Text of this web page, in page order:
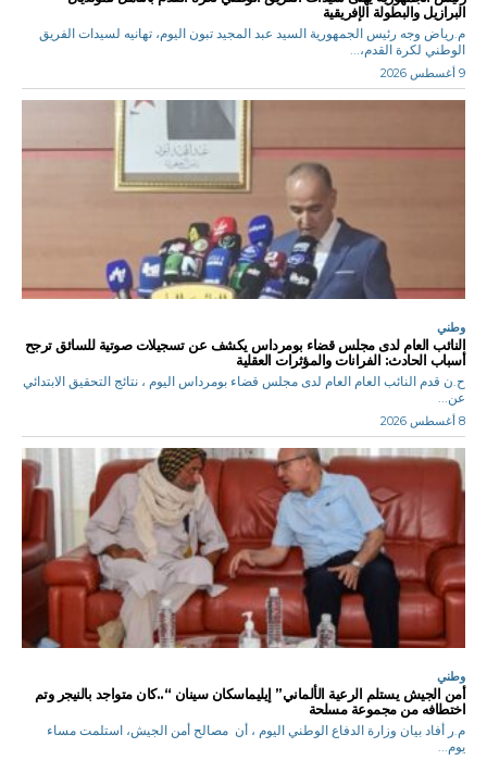
البرازيل والبطولة الإفريقية
م.رياض وجه رئيس الجمهورية السيد عبد المجيد تبون اليوم، تهانيه لسيدات الفريق
الوطني لكرة القدم،...
9 أغسطس 2026
وطني
النائب العام لدى مجلس قضاء بومرداس يكشف عن تسجيلات صوتية للسائق ترجح
أسباب الحادث: الفرانات والمؤثرات العقلية
ح.ن قدم النائب العام العام لدى مجلس قضاء بومرداس اليوم ، نتائج التحقيق الابتدائي
عن...
8 أغسطس 2026
وطني
أمن الجيش يستلم الرعية الألماني” إيليماسكان سينان “..كان متواجد بالنيجر وتم
اختطافه من مجموعة مسلحة
م.ر أفاد بيان وزارة الدفاع الوطني اليوم ، أن مصالح أمن الجيش، استلمت مساء
يوم...